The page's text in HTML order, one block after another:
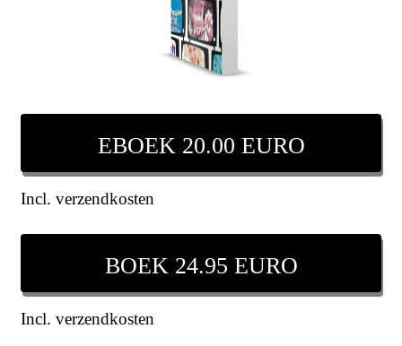
EBOEK 20.00 EURO
Incl. verzendkosten
BOEK 24.95 EURO
Incl. verzendkosten